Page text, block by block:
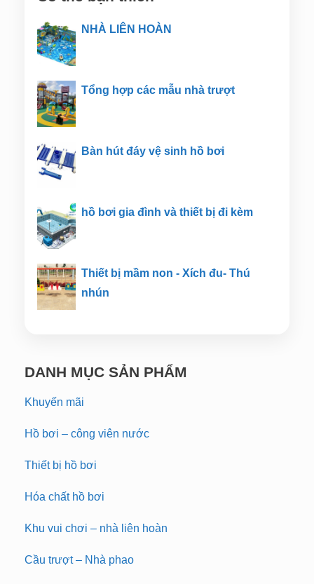
NHÀ LIÊN HOÀN
Tổng hợp các mẫu nhà trượt
Bàn hút đáy vệ sinh hồ bơi
hồ bơi gia đình và thiết bị đi kèm
Thiết bị mầm non - Xích đu- Thú
nhún
DANH MỤC SẢN PHẨM
Khuyến mãi
Hồ bơi – công viên nước
Thiết bị hồ bơi
Hóa chất hồ bơi
Khu vui chơi – nhà liên hoàn
Cầu trượt – Nhà phao